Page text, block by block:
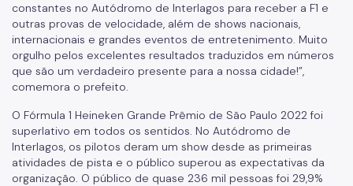
constantes no Autódromo de Interlagos para receber a F1 e
outras provas de velocidade, além de shows nacionais,
internacionais e grandes eventos de entretenimento. Muito
orgulho pelos excelentes resultados traduzidos em números
que são um verdadeiro presente para a nossa cidade!”,
comemora o prefeito.
O Fórmula 1 Heineken Grande Prêmio de São Paulo 2022 foi
superlativo em todos os sentidos. No Autódromo de
Interlagos, os pilotos deram um show desde as primeiras
atividades de pista e o público superou as expectativas da
organização. O público de quase 236 mil pessoas foi 29,9%